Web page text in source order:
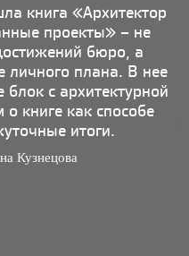
Интерьер
Урбанистика
книга «Архитектор
проекты» – не
бюро, а
личного плана. В нее
с архитектурной
книге как способе
итоги.
Кузнецова